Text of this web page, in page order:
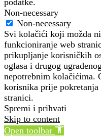
Non-necessary
Non-necessary
Svi kolačići koji možda
funkcioniranje web
prikupljanje korisničkih
oglasa i drugog
nepotrebnim kolačićima.
korisnika prije
stranici.
Spremi i prihvati
Skip to content
Open toolbar